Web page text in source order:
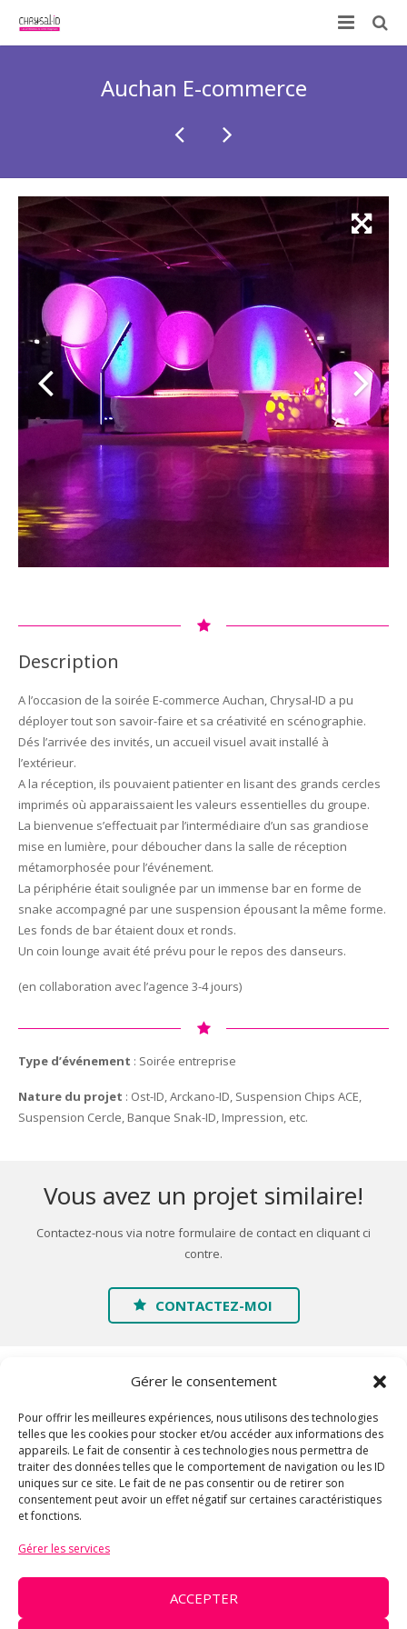
Gérer le consentement
Pour offrir les meilleures expériences, nous utilisons des technologies
telles que les cookies pour stocker et/ou accéder aux informations des
appareils. Le fait de consentir à ces technologies nous permettra de
traiter des données telles que le comportement de navigation ou les ID
uniques sur ce site. Le fait de ne pas consentir ou de retirer son
consentement peut avoir un effet négatif sur certaines caractéristiques
et fonctions.
Gérer les services
ACCEPTER
Contactez-nous !
Auchan E-commerce
Description
A l’occasion de la soirée E-commerce Auchan, Chrysal-ID a pu
déployer tout son savoir-faire et sa créativité en scénographie.
Dés l’arrivée des invités, un accueil visuel avait installé à
l’extérieur.
A la réception, ils pouvaient patienter en lisant des grands cercles
imprimés où apparaissaient les valeurs essentielles du groupe.
La bienvenue s’effectuait par l’intermédiaire d’un sas grandiose
mise en lumière, pour déboucher dans la salle de réception
métamorphosée pour l’événement.
La périphérie était soulignée par un immense bar en forme de
snake accompagné par une suspension épousant la même forme.
Les fonds de bar étaient doux et ronds.
Un coin lounge avait été prévu pour le repos des danseurs.
(en collaboration avec l’agence 3-4 jours)
Type d’événement : Soirée entreprise
Nature du projet : Ost-ID, Arckano-ID, Suspension Chips ACE,
Suspension Cercle, Banque Snak-ID, Impression, etc.
Vous avez un projet similaire!
Contactez-nous via notre formulaire de contact en cliquant ci
contre.
CONTACTEZ-MOI
Accueil
A propos